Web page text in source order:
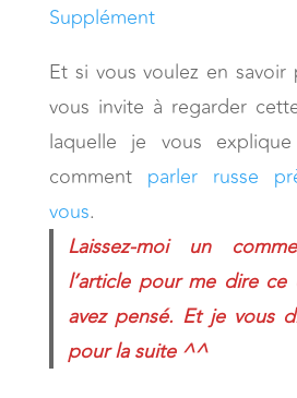
Supplément
Et si vous voulez en savoir
vous invite à regarder
laquelle je vous
comment parler russe
vous.
Laissez-moi un
l’article pour me dire ce
avez pensé. Et je vous
pour la suite ^^